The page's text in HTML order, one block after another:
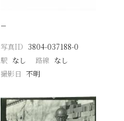
−
写真ID 3804-037188-0
駅 なし 路線 なし
撮影日 不明